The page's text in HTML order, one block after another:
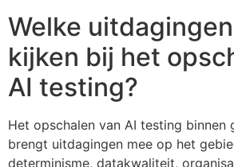
Welke
kijken bij het
AI testing?
Het opschalen van AI testing binnen
brengt uitdagingen mee op het
determinisme, datakwaliteit,